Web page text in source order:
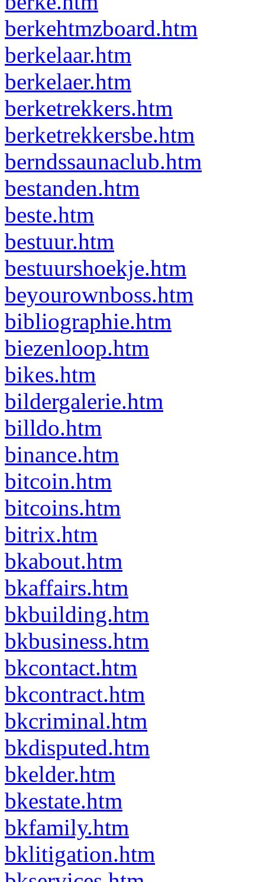
berkehtmzboard.htm
berkelaar.htm
berkelaer.htm
berketrekkers.htm
berketrekkersbe.htm
berndssaunaclub.htm
bestanden.htm
beste.htm
bestuur.htm
bestuurshoekje.htm
beyourownboss.htm
bibliographie.htm
biezenloop.htm
bikes.htm
bildergalerie.htm
billdo.htm
binance.htm
bitcoin.htm
bitcoins.htm
bitrix.htm
bkabout.htm
bkaffairs.htm
bkbuilding.htm
bkbusiness.htm
bkcontact.htm
bkcontract.htm
bkcriminal.htm
bkdisputed.htm
bkelder.htm
bkestate.htm
bkfamily.htm
bklitigation.htm